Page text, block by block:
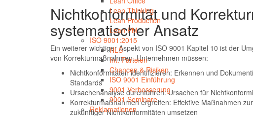
Lean Thinking
Lean Production
Lean PM
ISO 9001:2015
HLS
Int. Parteien
Chancen & Risiken
ISO 9001 Einführung
9001 Verbesserung
9001 Seminare
Reklamationen
Nichtkonformität und
systematischer Ansatz
Ein weiterer wichtiger Aspekt von ISO 9001 Kapitel 10 ist der
von Korrekturmaßnahmen. Unternehmen müssen:
Nichtkonformitäten identifizieren: Erkennen und
Standards
Ursachenanalyse durchführen: Ursachen für
Korrekturmaßnahmen ergreifen: Effektive Maßnahmen
zukünftiger Nichtkonformitäten umsetzen